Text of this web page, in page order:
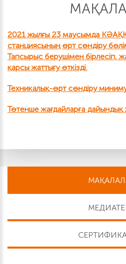
2021 жылғы 23 маусымда
станциясының өрт сөндіру
Тапсырыс берушімен бірлесіп,
қарсы жаттығу өткізді.
Техникалық-өрт сөндіру
Төтенше жағдайларға